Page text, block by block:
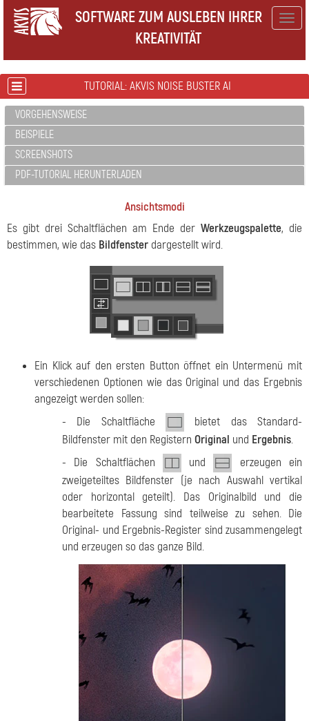
SOFTWARE ZUM AUSLEBEN IHRER
KREATIVITÄT
TUTORIAL: AKVIS NOISE BUSTER AI
VORGEHENSWEISE
BEISPIELE
SCREENSHOTS
PDF-TUTORIAL HERUNTERLADEN
Ansichtsmodi
Es gibt drei Schaltflächen am Ende der Werkzeugspalette, die
bestimmen, wie das Bildfenster dargestellt wird.
Ein Klick auf den ersten Button öffnet ein Untermenü mit
verschiedenen Optionen wie das Original und das Ergebnis
angezeigt werden sollen:
- Die Schaltfläche
bietet das Standard-
Bildfenster mit den Registern Original und Ergebnis.
- Die Schaltflächen
und
erzeugen ein
zweigeteiltes Bildfenster (je nach Auswahl vertikal
oder horizontal geteilt). Das Originalbild und die
bearbeitete Fassung sind teilweise zu sehen. Die
Original- und Ergebnis-Register sind zusammengelegt
und erzeugen so das ganze Bild.